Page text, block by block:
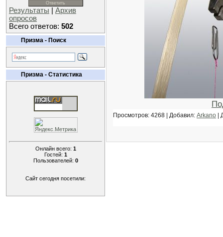
Результаты
Архив
опросов
Всего ответов: 502
Призма - Поиск
Призма - Статистика
Онлайн всего: 1
Гостей: 1
Пользователей: 0
Сайт сегодня посетили:
Просмотров: 4268 | Добавил: Arkano |